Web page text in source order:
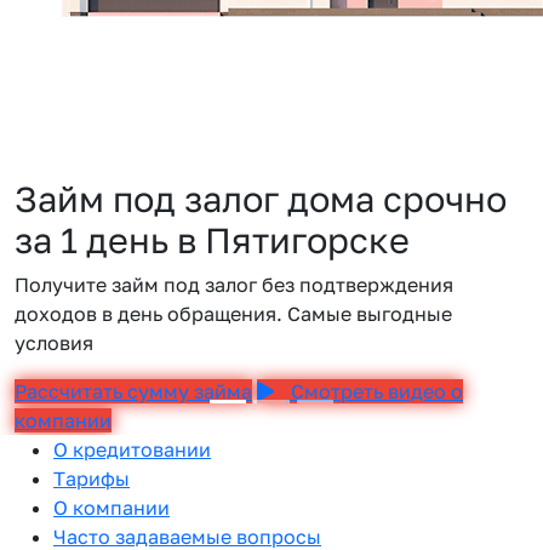
Займ под залог дома срочно
за 1 день в Пятигорске
Получите займ под залог без подтверждения
доходов в день обращения. Самые выгодные
условия
Рассчитать сумму займа
Смотреть видео о
компании
О кредитовании
Тарифы
О компании
Часто задаваемые вопросы